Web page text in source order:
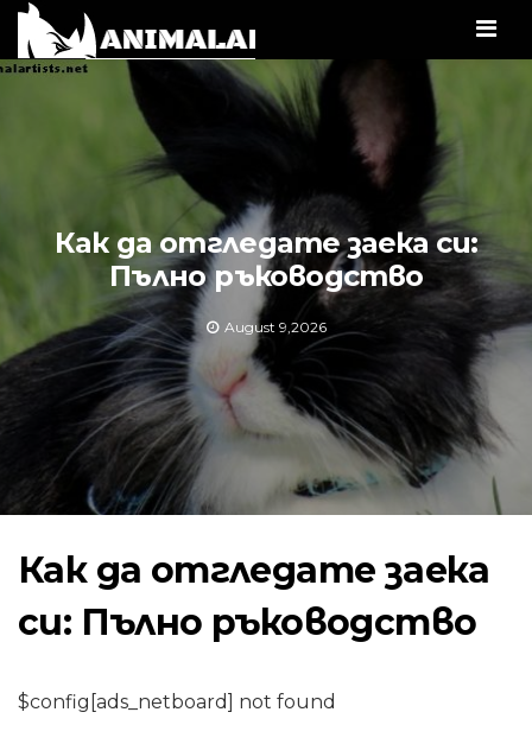
Как да отгледате заека си:
Пълно ръководство
August 9,2026
Как да отгледате заека
си: Пълно ръководство
$config[ads_netboard] not found